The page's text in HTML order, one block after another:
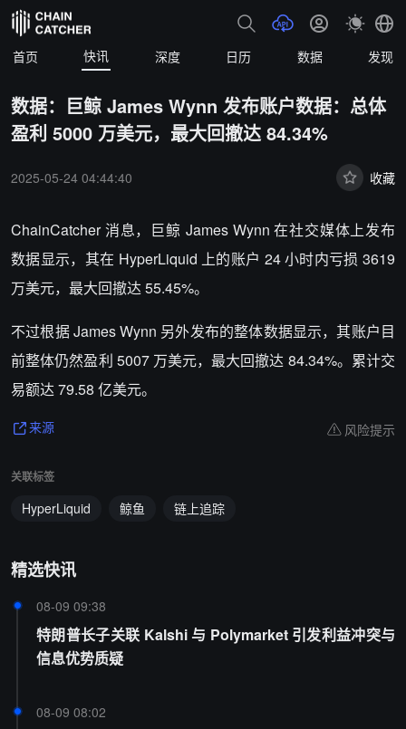
首页 快讯 深度 日历 数据 发现
数据：巨鲸 James Wynn 发布账户数据：总体
盈利 5000 万美元，最大回撤达 84.34%
2025-05-24 04:44:40 收藏
ChainCatcher 消息，巨鲸 James Wynn 在社交媒体上发布
数据显示，其在 HyperLiquid 上的账户 24 小时内亏损 3619
万美元，最大回撤达 55.45%。
不过根据 James Wynn 另外发布的整体数据显示，其账户目
前整体仍然盈利 5007 万美元，最大回撤达 84.34%。累计交
易额达 79.58 亿美元。
来源 风险提示
关联标签
HyperLiquid 鲸鱼 链上追踪
精选快讯
08-09 09:38
特朗普长子关联 Kalshi 与 Polymarket 引发利益冲突与
信息优势质疑
08-09 08:02